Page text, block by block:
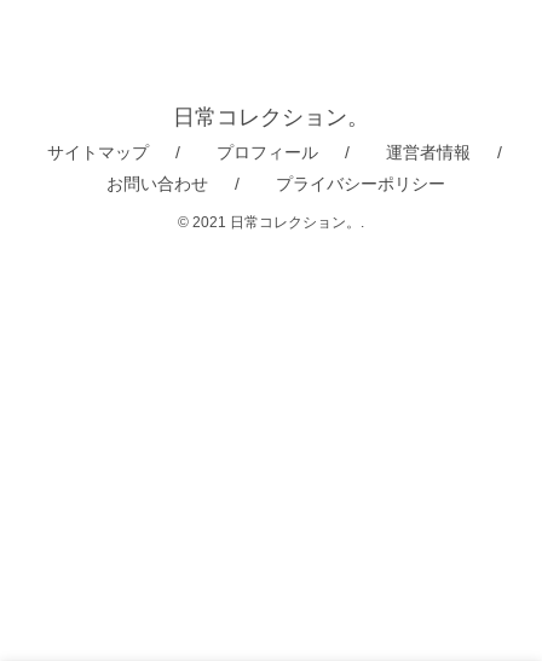
日常コレクション。
サイトマップ プロフィール
運営者情報
お問い合わせ
プライバシーポリシー
© 2021 日常コレクション。.